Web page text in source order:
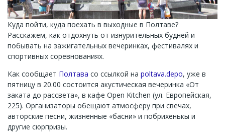
Куда пойти, куда поехать в выходные в Полтаве?
Расскажем, как отдохнуть от изнурительных будней и
побывать на зажигательных вечеринках, фестивалях и
спортивных соревнованиях.
Как сообщает Полтава со ссылкой на poltava.depo, уже в
пятницу в 20.00 состоится акустическая вечеринка «От
заката до рассвета», в кафе Open Kitchen (ул. Европейская,
225). Организаторы обещают атмосферу при свечах,
авторские песни, жизненные «басни» и побрихенькы и
другие сюрпризы.